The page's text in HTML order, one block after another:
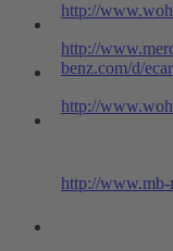
http://
http://
benz.com/d/
http://
http://www.mb-